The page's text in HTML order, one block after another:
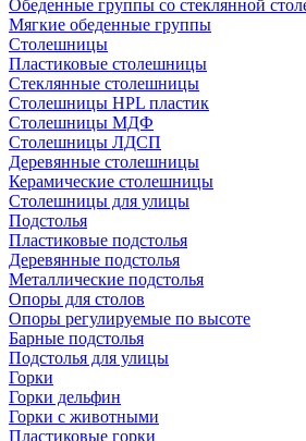
Обеденные группы со стеклянной
Мягкие обеденные группы
Столешницы
Пластиковые столешницы
Стеклянные столешницы
Столешницы HPL пластик
Столешницы МДФ
Столешницы ЛДСП
Деревянные столешницы
Керамические столешницы
Столешницы для улицы
Подстолья
Пластиковые подстолья
Деревянные подстолья
Металлические подстолья
Опоры для столов
Опоры регулируемые по высоте
Барные подстолья
Подстолья для улицы
Горки
Горки дельфин
Горки с животными
Пластиковые горки